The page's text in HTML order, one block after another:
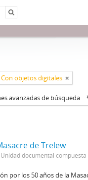
Con objetos digitales
avanzadas de búsqueda
de Trelew
Unidad documental compuesta
por los 50 años de la